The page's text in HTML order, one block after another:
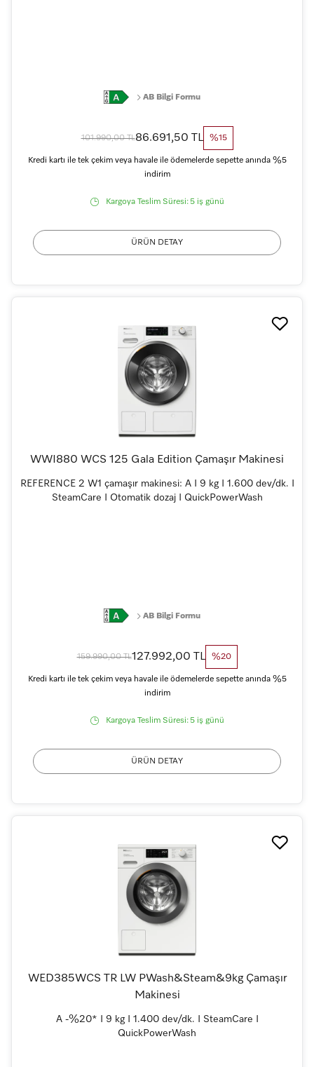
AB Bilgi Formu
101.990,00 TL86.691,50 TL %15
Kredi kartı ile tek çekim veya havale ile ödemelerde sepette anında %5
indirim
Kargoya Teslim Süresi: 5 iş günü
ÜRÜN DETAY
WWI880 WCS 125 Gala Edition Çamaşır Makinesi
REFERENCE 2 W1 çamaşır makinesi: A I 9 kg I 1.600 dev/dk. I
SteamCare I Otomatik dozaj I QuickPowerWash
AB Bilgi Formu
159.990,00 TL127.992,00 TL %20
Kredi kartı ile tek çekim veya havale ile ödemelerde sepette anında %5
indirim
Kargoya Teslim Süresi: 5 iş günü
ÜRÜN DETAY
WED385WCS TR LW PWash&Steam&9kg Çamaşır
Makinesi
A -%20* I 9 kg I 1.400 dev/dk. I SteamCare I
QuickPowerWash